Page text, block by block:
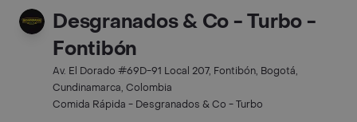
Desgranados & Co - Turbo -
Fontibón
Av. El Dorado #69D-91 Local 207, Fontibón, Bogotá,
Cundinamarca, Colombia
Comida Rápida - Desgranados & Co - Turbo